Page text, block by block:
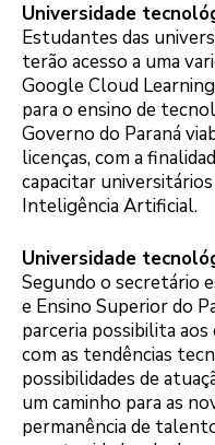
Universidade
Estudantes das
terão acesso a uma
Google Cloud
para o ensino de
Governo do Paraná
licenças, com a
capacitar
Inteligência Artificial.
Universidade
Segundo o secretário
e Ensino Superior do
parceria possibilita
com as tendências
possibilidades de
um caminho para as
permanência de